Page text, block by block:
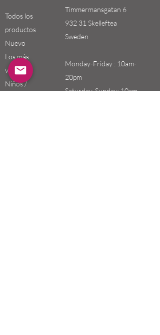
Todos los
productos
Nuevo
Los más
vendidos
Niños /
Timmermansgatan 6
932 31 Skelleftea
Sweden
Monday-Friday : 10am-
20pm
Saturday-Sunday: 10am-